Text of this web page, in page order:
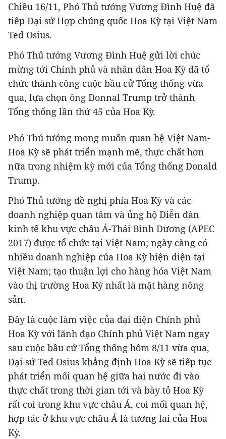
Chiều 16/11, Phó Thủ tướng Vương Đình Huệ đã
tiếp Đại sứ Hợp chúng quốc Hoa Kỳ tại Việt Nam
Ted Osius.
Phó Thủ tướng Vương Đình Huệ gửi lời chúc
mừng tới Chính phủ và nhân dân Hoa Kỳ đã tổ
chức thành công cuộc bầu cử Tổng thống vừa
qua, lựa chọn ông Donnal Trump trở thành
Tổng thống lần thứ 45 của Hoa Kỳ.
Phó Thủ tướng mong muốn quan hệ Việt Nam-
Hoa Kỳ sẽ phát triển mạnh mẽ, thực chất hơn
nữa trong nhiệm kỳ mới của Tổng thống Donald
Trump.
Phó Thủ tướng đề nghị phía Hoa Kỳ và các
doanh nghiệp quan tâm và ủng hộ Diễn đàn
kinh tế khu vực châu Á-Thái Bình Dương (APEC
2017) được tổ chức tại Việt Nam; ngày càng có
nhiều doanh nghiệp của Hoa Kỳ hiện diện tại
Việt Nam; tạo thuận lợi cho hàng hóa Việt Nam
vào thị trường Hoa Kỳ nhất là mặt hàng nông
sản.
Đây là cuộc làm việc của đại diện Chính phủ
Hoa Kỳ với lãnh đạo Chính phủ Việt Nam ngay
sau cuộc bầu cử Tổng thống hôm 8/11 vừa qua,
Đại sứ Ted Osius khẳng định Hoa Kỳ sẽ tiếp tục
phát triển mối quan hệ giữa hai nước đi vào
thực chất trong thời gian tới và bày tỏ Hoa Kỳ
rất coi trong khu vực châu Á, coi mối quan hệ,
hợp tác ở khu vực châu Á là tương lai của Hoa
Kỳ.